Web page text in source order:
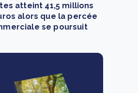
atteint 41,5 millions
alors que la percée
se poursuit